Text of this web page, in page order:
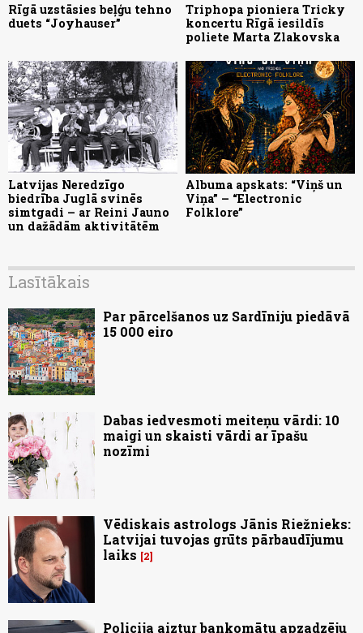
Rīgā uzstāsies beļģu tehno
duets “Joyhauser”
Triphopa pioniera Tricky
koncertu Rīgā iesildīs
poliete Marta Zlakovska
Latvijas Neredzīgo
biedrība Juglā svinēs
simtgadi – ar Reini Jauno
un dažādām aktivitātēm
Albuma apskats: “Viņš un
Viņa” – “Electronic
Folklore”
Lasītākais
Par pārcelšanos uz Sardīniju piedāvā
15 000 eiro
Dabas iedvesmoti meiteņu vārdi: 10
maigi un skaisti vārdi ar īpašu
nozīmi
Vēdiskais astrologs Jānis Riežnieks:
Latvijai tuvojas grūts pārbaudījumu
laiks
2
Policija aiztur bankomātu apzadzēju